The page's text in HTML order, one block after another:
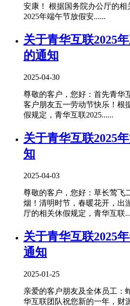
安康！ 根据国务院办公厅的
2025年端午节放假安......
关于青华互联2025
的通知
2025-04-30
尊敬的客户，您好：首先青华
客户朋友五一劳动节快乐！根
假规定，青华互联2025......
关于青华互联2025
知
2025-04-03
尊敬的客户，您好：草长莺飞
烟！清明时节，春暖花开，出
厅的相关休假规定，青华互联
关于青华互联2025
通知
2025-01-25
亲爱的客户朋友及全体员工：
华互联团队祝您新的一年，财